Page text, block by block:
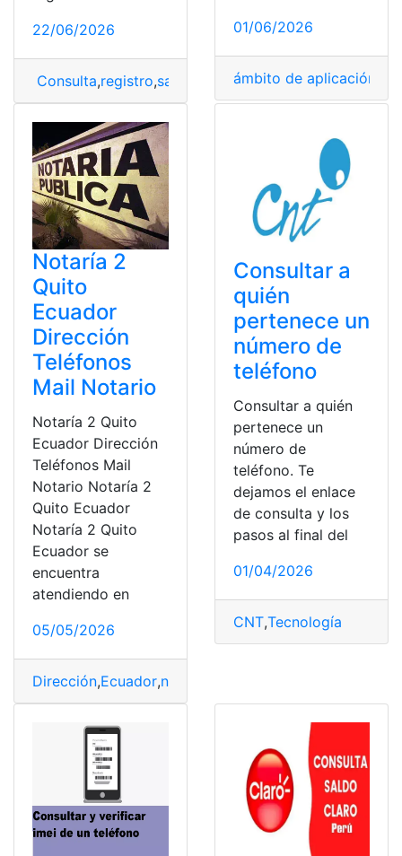
22/06/2026
Consulta,registro,saber WhatsApp
01/06/2026
ámbito de aplicación
Notaría 2
Quito
Ecuador
Dirección
Teléfonos
Mail Notario
Notaría 2 Quito
Ecuador Dirección
Teléfonos Mail
Notario Notaría 2
Quito Ecuador
Notaría 2 Quito
Ecuador se
encuentra
atendiendo en
05/05/2026
Dirección,Ecuador,notaría
Consultar a
quién
pertenece un
número de
teléfono
Consultar a quién
pertenece un
número de
teléfono. Te
dejamos el enlace
de consulta y los
pasos al final del
01/04/2026
CNT,Tecnología